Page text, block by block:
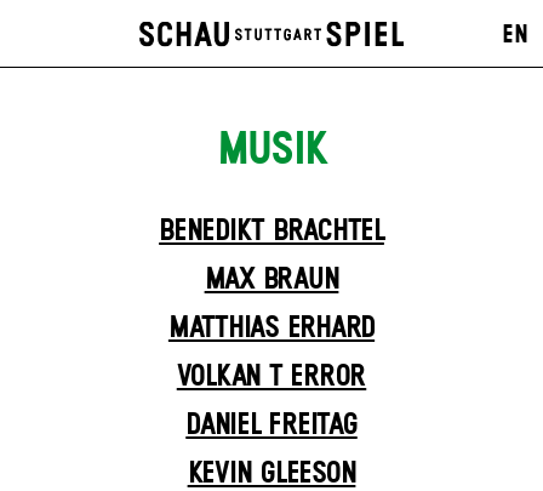
EN
MUSIK
BENEDIKT BRACHTEL
MAX BRAUN
MATTHIAS ERHARD
VOLKAN T ERROR
DANIEL FREITAG
KEVIN GLEESON